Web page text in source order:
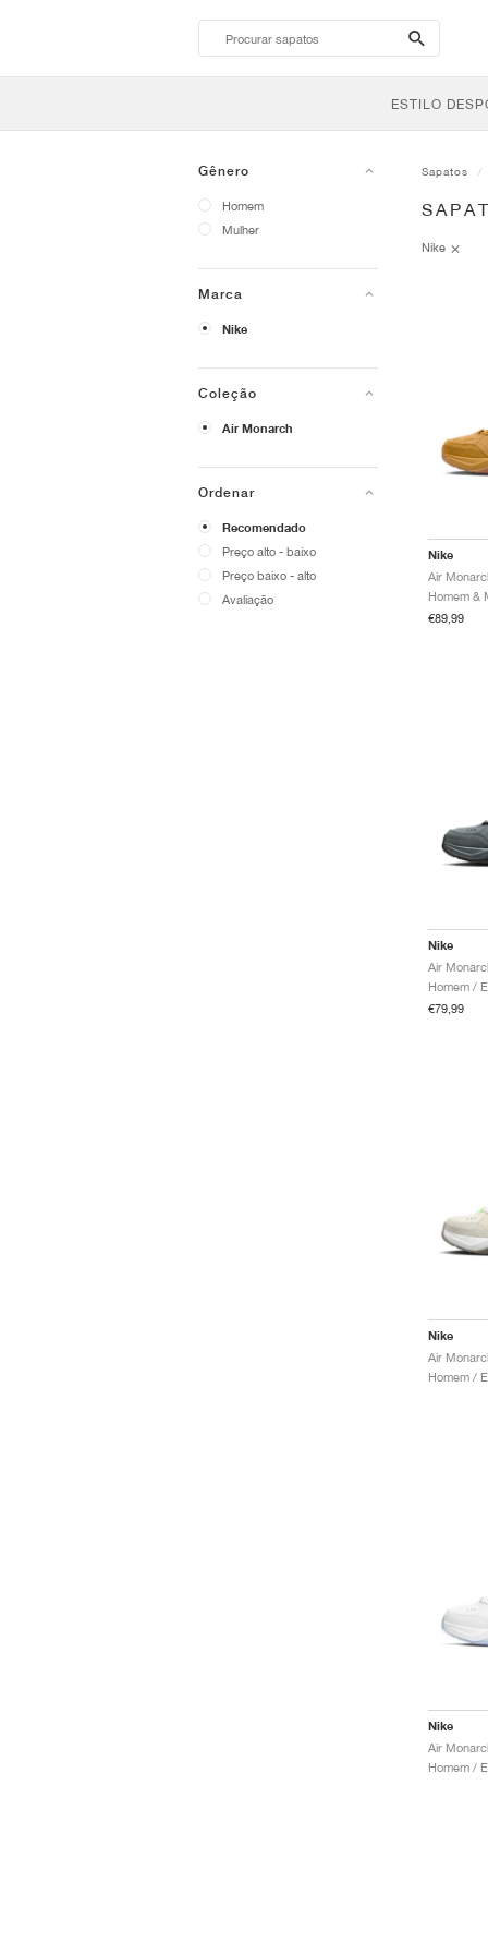
search-
btn
ESTILO
Gênero
Homem
Mulher
Marca
Nike
Coleção
Air Monarch
Ordenar
Recomendado
Preço alto - baixo
Preço baixo - alto
Avaliação
Sapatos
Nike
Nike
Air
€89,99
Nike
€79,99
Nike
Nike
Air